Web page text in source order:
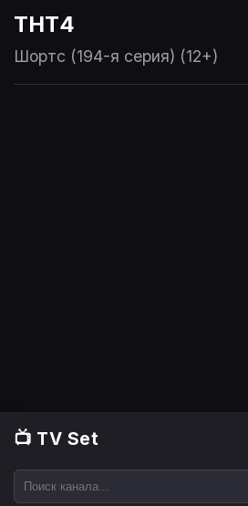
📺 TV Set
ТНТ4
Шортс (194-я серия) (12+)